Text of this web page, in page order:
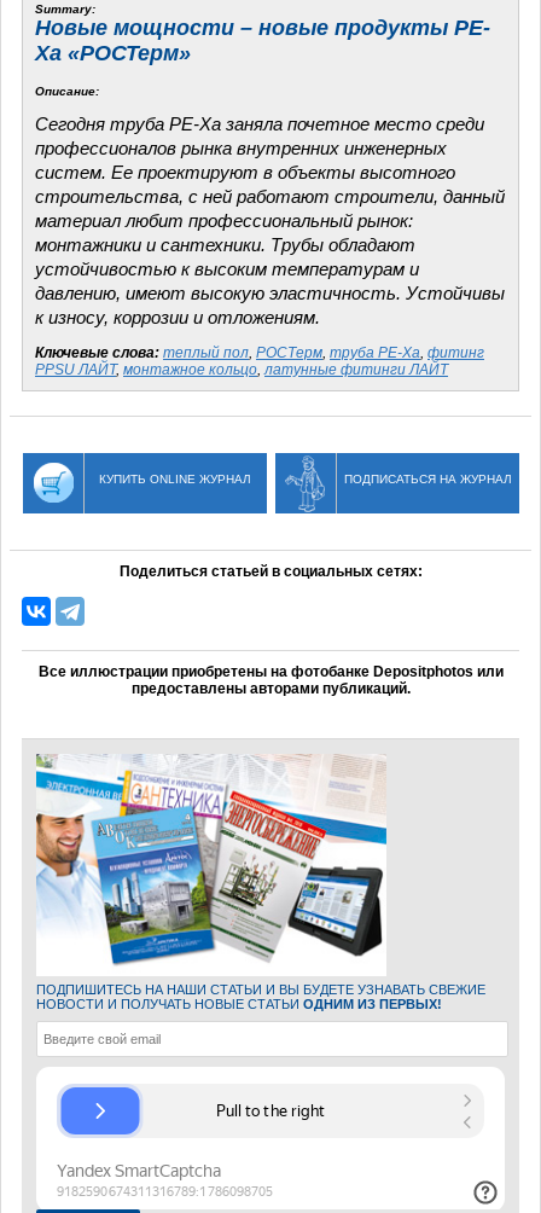
Summary:
Новые мощности – новые продукты PE-
Xa «РОСТерм»
Описание:
Сегодня труба PE-Xa заняла почетное место среди
профессионалов рынка внутренних инженерных
систем. Ее проектируют в объекты высотного
строительства, с ней работают строители, данный
материал любит профессиональный рынок:
монтажники и сантехники. Трубы обладают
устойчивостью к высоким температурам и
давлению, имеют высокую эластичность. Устойчивы
к износу, коррозии и отложениям.
Ключевые слова: теплый пол, РОСТерм, труба PE-Xa, фитинг
PPSU ЛАЙТ, монтажное кольцо,латунные фитинги ЛАЙТ
КУПИТЬ ONLINE ЖУРНАЛ ПОДПИСАТЬСЯ НА ЖУРНАЛ
Поделиться статьей в социальных сетях:
Все иллюстрации приобретены на фотобанке Depositphotos или
предоставлены авторами публикаций.
ПОДПИШИТЕСЬ НА НАШИ СТАТЬИ И ВЫ БУДЕТЕ УЗНАВАТЬ СВЕЖИЕ
НОВОСТИ И ПОЛУЧАТЬ НОВЫЕ СТАТЬИ ОДНИМ ИЗ ПЕРВЫХ!